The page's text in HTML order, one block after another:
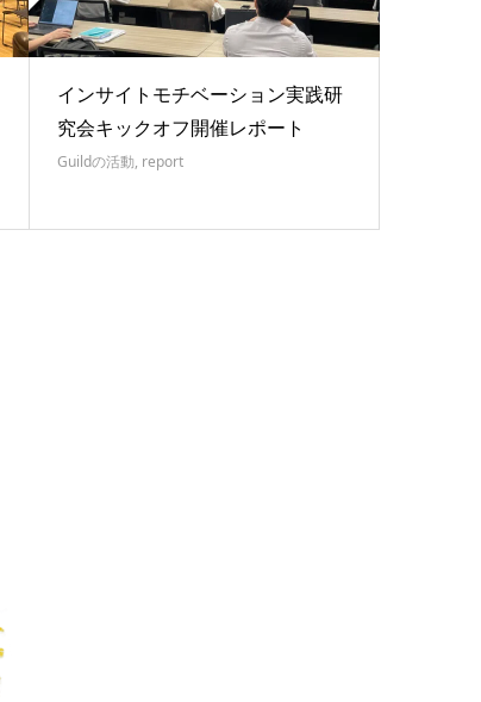
インサイトモチベーション実践研
究会キックオフ開催レポート
Guildの活動, report